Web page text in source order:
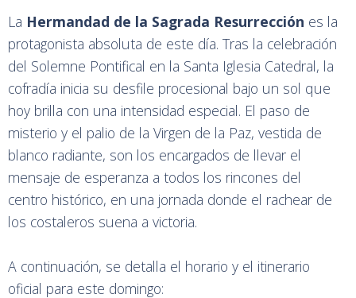
La Hermandad de la Sagrada Resurrección es la
protagonista absoluta de este día. Tras la celebración
del Solemne Pontifical en la Santa Iglesia Catedral, la
cofradía inicia su desfile procesional bajo un sol que
hoy brilla con una intensidad especial. El paso de
misterio y el palio de la Virgen de la Paz, vestida de
blanco radiante, son los encargados de llevar el
mensaje de esperanza a todos los rincones del
centro histórico, en una jornada donde el rachear de
los costaleros suena a victoria.
A continuación, se detalla el horario y el itinerario
oficial para este domingo: